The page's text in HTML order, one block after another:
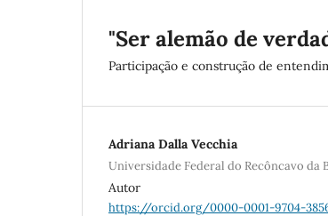
"Ser alemão de
Participação e construção de
Adriana Dalla Vecchia
Universidade Federal do Recôncavo da
Autor
https://orcid.org/0000-0001-9704-